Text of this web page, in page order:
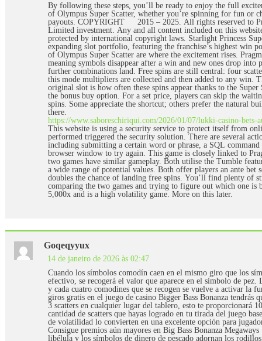
By following these steps, you’ll be ready to enjoy the full
of Olympus Super Scatter, whether you’re spinning for fun or
payouts. COPYRIGHT © 2015 – 2025. All rights reserved to
Limited investment. Any and all content included on this
protected by international copyright laws. Starlight Princess
expanding slot portfolio, featuring the franchise’s highest win
of Olympus Super Scatter are where the excitement rises.
meaning symbols disappear after a win and new ones drop into
further combinations land. Free spins are still central: four
this mode multipliers are collected and then added to any win.
original slot is how often these spins appear thanks to the
the bonus buy option. For a set price, players can skip the
spins. Some appreciate the shortcut; others prefer the natural
there.
https://www.saboreschiriqui.com/2026/01/07/lukki-casino-bets-
This website is using a security service to protect itself from
performed triggered the security solution. There are several
including submitting a certain word or phrase, a SQL
browser window to try again. This game is closely linked to
two games have similar gameplay. Both utilise the Tumble
a wide range of potential values. Both offer players an ante bet
doubles the chance of landing free spins. You’ll find plenty of
comparing the two games and trying to figure out which one is
5,000x and is a high volatility game. More on this later.
Goqeqyyux
14 de janeiro de 2026 às 02:47
Cuando los símbolos comodín caen en el mismo giro que los
efectivo, se recogerá el valor que aparece en el símbolo de pez.
y cada cuatro comodines que se recogen se vuelve a activar la
giros gratis en el juego de casino Bigger Bass Bonanza tendrás
3 scatters en cualquier lugar del tablero, esto te proporcionará
cantidad de scatters que hayas logrado en tu tirada del juego
de volatilidad lo convierten en una excelente opción para
Consigue premios aún mayores en Big Bass Bonanza
libélula y los símbolos de dinero de pescado adornan los